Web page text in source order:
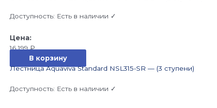
Доступность: Есть в наличии ✓
16 199₽
В корзину
Лестница Aquaviva Standard NSL315-SR — (3 ступени)
Доступность: Есть в наличии ✓